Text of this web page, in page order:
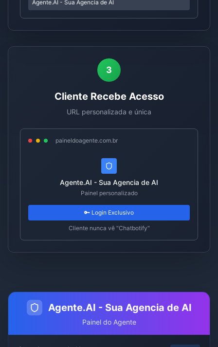
Agente.AI - Sua Agencia de AI
3
Cliente Recebe Acesso
URL personalizada e única
paineldoagente.com.br
Agente.AI - Sua Agencia de AI
Painel personalizado
🔑 Login Exclusivo
Cliente nunca vê "Chatbotify"
Agente.AI - Sua Agencia de AI
Painel do Agente